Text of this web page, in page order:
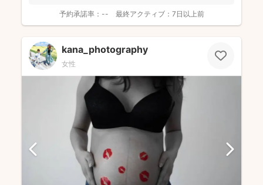
予約承諾率： -- 最終アクティブ： 7日以上前
kana_photography
女性